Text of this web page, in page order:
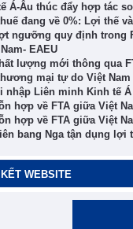
Á-Âu thúc đẩy hợp tác
đang về 0%: Lợi thế
ngưỡng quy định trong
EAEU
lượng mới thông qua
mại tự do Việt
nhập Liên minh Kinh tế Á
hợp về FTA giữa Việt
hợp về FTA giữa Việt
bang Nga tận dụng lợi
WEBSITE